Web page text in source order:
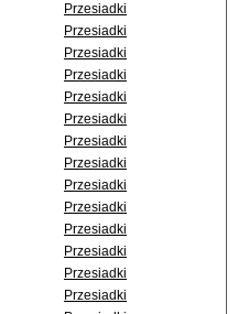
Przesiadki
Przesiadki
Przesiadki
Przesiadki
Przesiadki
Przesiadki
Przesiadki
Przesiadki
Przesiadki
Przesiadki
Przesiadki
Przesiadki
Przesiadki
Przesiadki